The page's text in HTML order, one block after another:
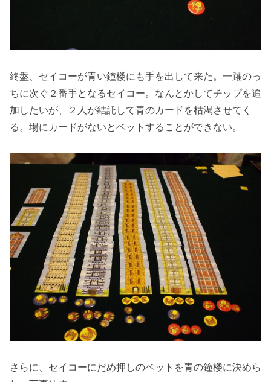
終盤、セイコーが青い鐘楼にも手を出して来た。一躍のっ
ちに次ぐ２番手となるセイコー。なんとかしてチップを追
加したいが、２人が結託して青のカードを枯渇させてく
る。場にカードがないとベットすることができない。
さらに、セイコーにだめ押しのベットを青の鐘楼に決めら